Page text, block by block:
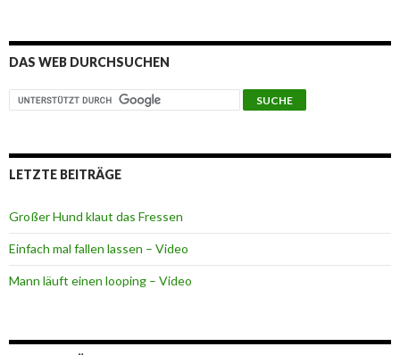
DAS WEB DURCHSUCHEN
LETZTE BEITRÄGE
Großer Hund klaut das Fressen
Einfach mal fallen lassen – Video
Mann läuft einen looping – Video